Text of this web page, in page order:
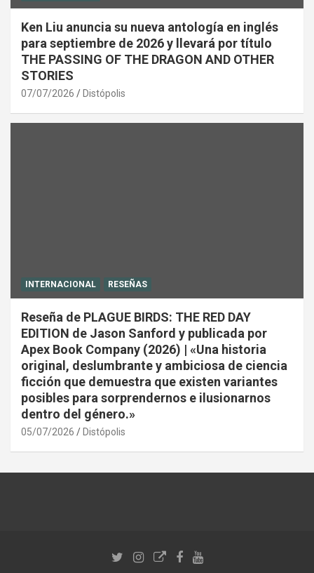
Ken Liu anuncia su nueva antología en inglés
para septiembre de 2026 y llevará por título
THE PASSING OF THE DRAGON AND OTHER
STORIES
07/07/2026 Distópolis
INTERNACIONAL RESEÑAS
Reseña de PLAGUE BIRDS: THE RED DAY
EDITION de Jason Sanford y publicada por
Apex Book Company (2026) | «Una historia
original, deslumbrante y ambiciosa de ciencia
ficción que demuestra que existen variantes
posibles para sorprendernos e ilusionarnos
dentro del género.»
05/07/2026 Distópolis